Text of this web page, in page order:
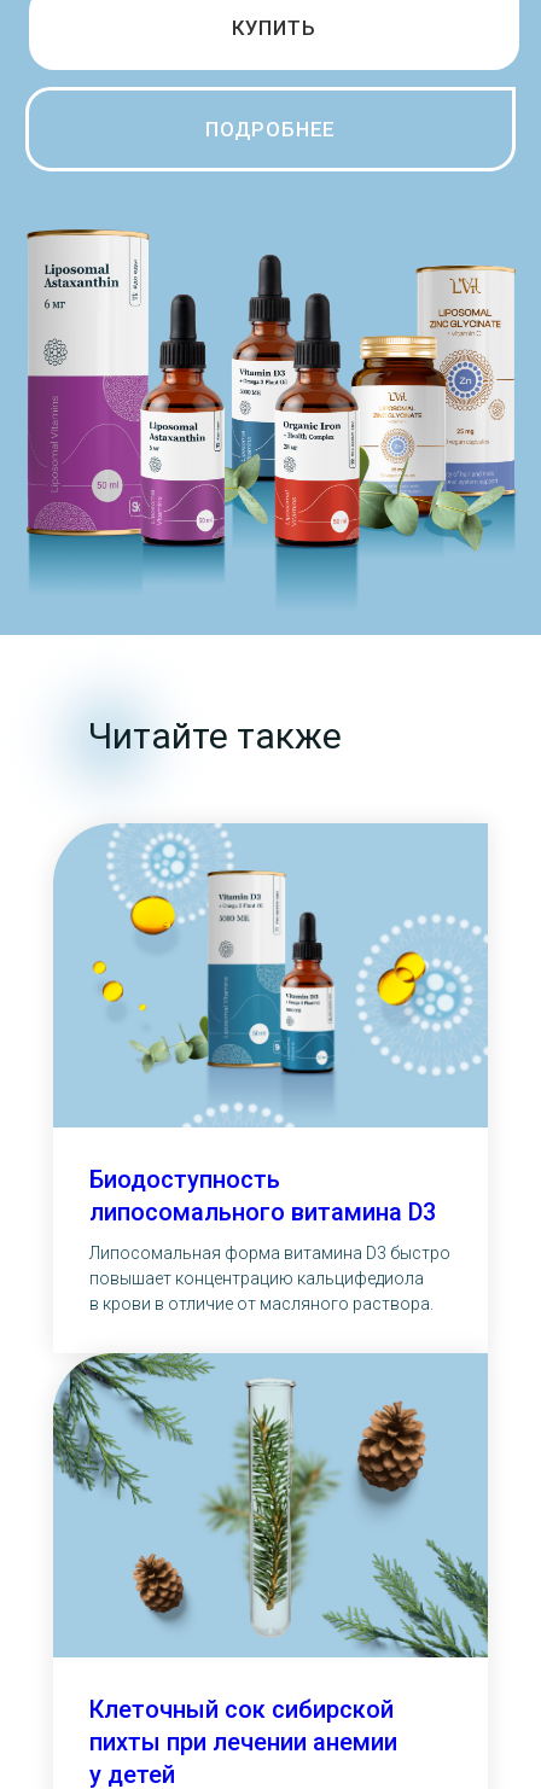
Читайте также
Биодоступность
липосомального витамина D3
Липосомальная форма витамина D3 быстро
повышает концентрацию кальцифедиола
в крови в отличие от масляного раствора.
Клеточный сок сибирской
пихты при лечении анемии
у детей